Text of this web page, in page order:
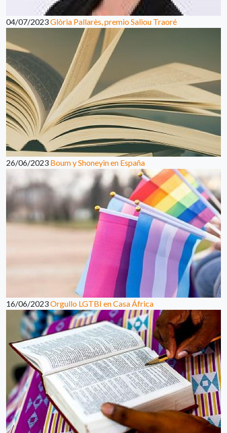
04/07/2023Glòria Pallarès, premio Saliou Traoré
26/06/2023 Boum y Shoneyin en España
16/06/2023Orgullo LGTBI en Casa África